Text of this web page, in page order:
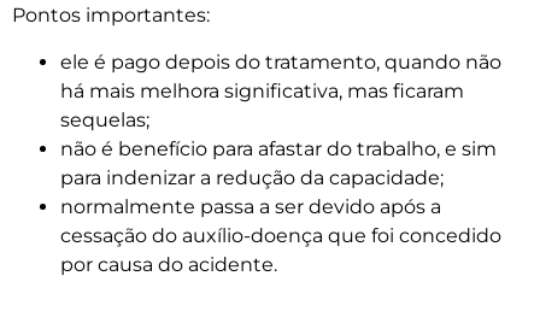
Pontos importantes:
ele é pago depois do tratamento, quando não
há mais melhora significativa, mas ficaram
sequelas;
não é benefício para afastar do trabalho, e sim
para indenizar a redução da capacidade;
normalmente passa a ser devido após a
cessação do auxílio-doença que foi concedido
por causa do acidente.